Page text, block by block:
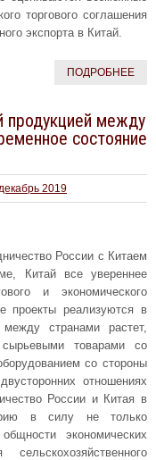
торгового соглашения
экспорта в Китай.
ПОДРОБНЕЕ
продукцией между
состояние
2019
России с Китаем
Китай все увереннее
и экономического
проекты реализуются в
странами растет,
товарами со
со стороны
отношениях
России и Китая в
в силу не только
экономических